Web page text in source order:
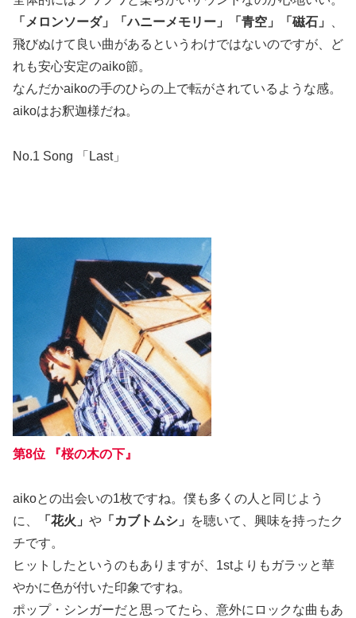
「メロンソーダ」「ハニーメモリー」「青空」「磁石」
飛びぬけて良い曲があるというわけではないのですが、ど
れも安心安定のaiko節。
なんだかaikoの手のひらの上で転がされているような感。
aikoはお釈迦様だね。
No.1 Song 「Last」
第8位 『桜の木の下』
aikoとの出会いの1枚ですね。僕も多くの人と同じよう
に、
「花火」 や 「カブトムシ」
を聴いて、興味を持ったク
チです。
ヒットしたというのもありますが、1stよりもガラッと華
やかに色が付いた印象ですね。
ポップ・シンガーだと思ってたら、意外にロックな曲もあ